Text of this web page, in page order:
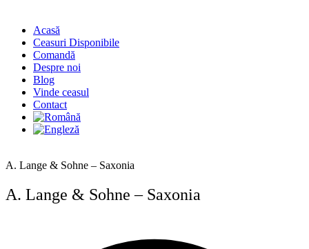
Acasă
Ceasuri Disponibile
Comandă
Despre noi
Blog
Vinde ceasul
Contact
A. Lange & Sohne – Saxonia
A. Lange & Sohne – Saxonia